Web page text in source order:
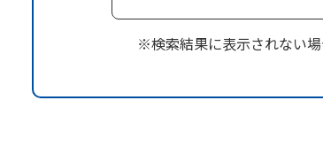
※検索結果に表示されない